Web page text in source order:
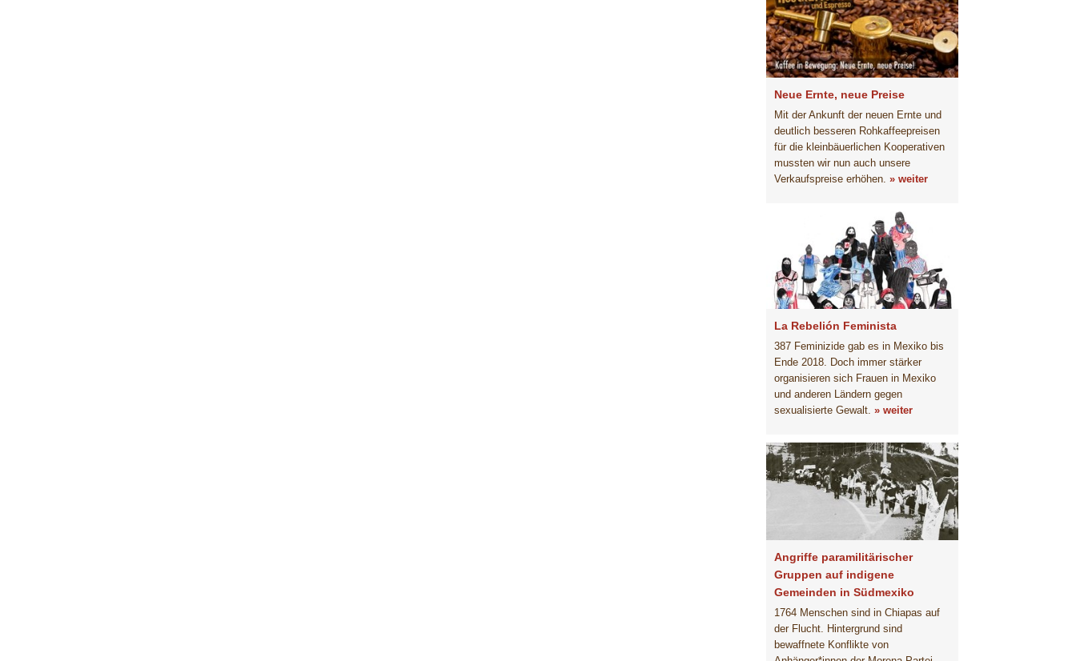
Neue Ernte, neue Preise
Mit der Ankunft der neuen Ernte und
deutlich besseren Rohkaffeepreisen
für die kleinbäuerlichen Kooperativen
mussten wir nun auch unsere
Verkaufspreise erhöhen. » weiter
La Rebelión Feminista
387 Feminizide gab es in Mexiko bis
Ende 2018. Doch immer stärker
organisieren sich Frauen in Mexiko
und anderen Ländern gegen
sexualisierte Gewalt. » weiter
Angriffe paramilitärischer
Gruppen auf indigene
Gemeinden in Südmexiko
1764 Menschen sind in Chiapas auf
der Flucht. Hintergrund sind
bewaffnete Konflikte von